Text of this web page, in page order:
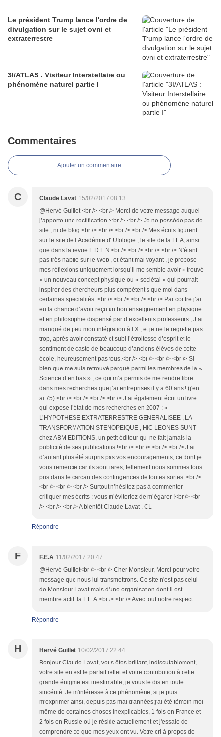
Le président Trump lance l'ordre de
divulgation sur le sujet ovni et
extraterrestre
3I/ATLAS : Visiteur Interstellaire ou
phénomène naturel partie I
Commentaires
Ajouter un commentaire
C Claude Lavat 15/02/2017 08:13
@Hervé Guillet <br /> <br /> Merci de votre message auquel
j’apporte une rectification :<br /> <br /> Je ne possède pas de
site , ni de blog.<br /> <br /> <br /> <br /> Mes écrits figurent
sur le site de l’Académie d’ Ufologie , le site de la FEA, ainsi
que dans la revue L D L N.<br /> <br /> <br /> <br /> N’étant
pas très habile sur le Web , et étant mal voyant , je propose
mes réflexions uniquement lorsqu’il me semble avoir « trouvé
» un nouveau concept physique ou « sociétal » qui pourrait
inspirer des chercheurs plus compétent s que moi dans
certaines spécialités. <br /> <br /> <br /> <br /> Par contre j’ai
eu la chance d’avoir reçu un bon enseignement en physique
et en philosophie dispensé par d’excellents professeurs ; J’ai
manqué de peu mon intégration à l’X , et je ne le regrette pas
trop, après avoir constaté et subi l’étroitesse d’esprit et le
sentiment de caste de beaucoup d’anciens élèves de cette
école, heureusement pas tous.<br /> <br /> <br /> <br /> Si
bien que me suis retrouvé parqué parmi les membres de la «
Science d’en bas » , ce qui m’a permis de me rendre libre
dans mes recherches que j’ai entreprises il y a 60 ans ! (j'en
ai 75) <br /> <br /> <br /> <br /> J’ai également écrit un livre
qui expose l’état de mes recherches en 2007 : «
L’HYPOTHESE EXTRATERRESTRE GENERALISEE , LA
TRANSFORMATION STENOPEIQUE , HIC LEONES SUNT
chez ABM EDITIONS, un petit éditeur qui ne fait jamais la
publicité de ses publications !<br /> <br /> <br /> <br /> J’ai
d’autant plus été surpris pas vos encouragements, ce dont je
vous remercie car ils sont rares, tellement nous sommes tous
pris dans le carcan des contingences de toutes sortes .<br />
<br /> <br /> <br /> Surtout n’hésitez pas à commenter-
critiquer mes écrits : vous m’éviteriez de m’égarer !<br /> <br
/> <br /> <br /> A bientôt Claude Lavat . CL
Répondre
F F.E.A 11/02/2017 20:47
@Hervé Guillet<br /> <br /> Cher Monsieur, Merci pour votre
message que nous lui transmettrons. Ce site n'est pas celui
de Monsieur Lavat mais d'une organisation dont il est
membre actif: la F.E.A.<br /> <br /> Avec tout notre respect...
Répondre
H Hervé Guillet 10/02/2017 22:44
Bonjour Claude Lavat, vous êtes brillant, indiscutablement,
votre site en est le parfait reflet et votre contribution à cette
grande énigme est inestimable, je vous le dis en toute
sincérité. Je m'intéresse à ce phénomène, si je puis
m'exprimer ainsi, depuis pas mal d'années;j'ai été témoin moi-
même de certaines choses inexplicables, 1 fois en France et
2 fois en Russie où je réside actuellement et j'essaie de
comprendre ce que mes yeux ont vu. Votre cri à propos de